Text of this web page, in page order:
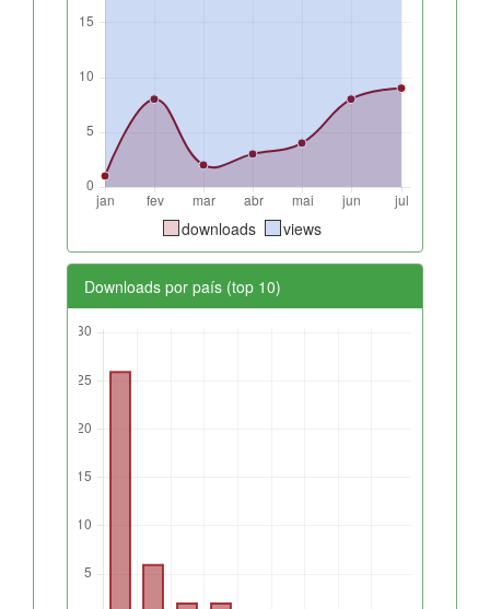
downloads views
Downloads por país (top 10)